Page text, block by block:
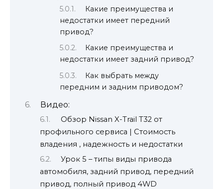
Какие преимущества и
недостатки имеет передний
привод?
Какие преимущества и
недостатки имеет задний привод?
Как выбрать между
передним и задним приводом?
Видео:
Обзор Nissan X-Trail T32 от
профильного сервиса | Стоимость
владения , надежность и недостатки
Урок 5 – типы виды привода
автомобиля, задний привод, передний
привод, полный привод 4WD